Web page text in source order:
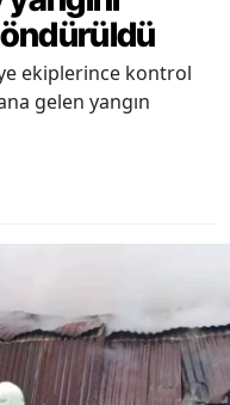
ekiplerince kontrol
gelen yangın